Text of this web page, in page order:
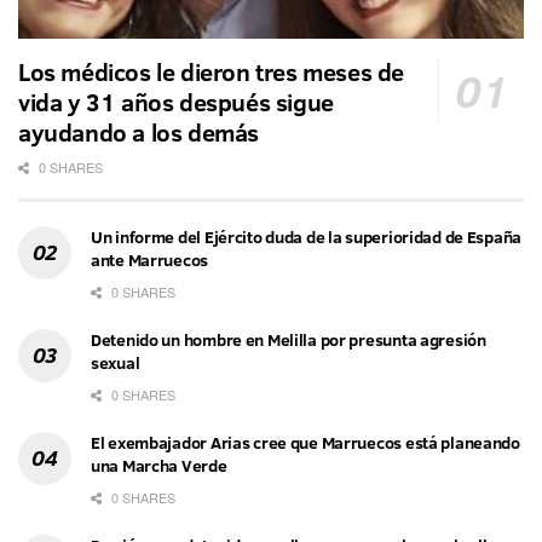
Los médicos le dieron tres meses de
vida y 31 años después sigue
ayudando a los demás
0 SHARES
Un informe del Ejército duda de la superioridad de España
ante Marruecos
0 SHARES
Detenido un hombre en Melilla por presunta agresión
sexual
0 SHARES
El exembajador Arias cree que Marruecos está planeando
una Marcha Verde
0 SHARES